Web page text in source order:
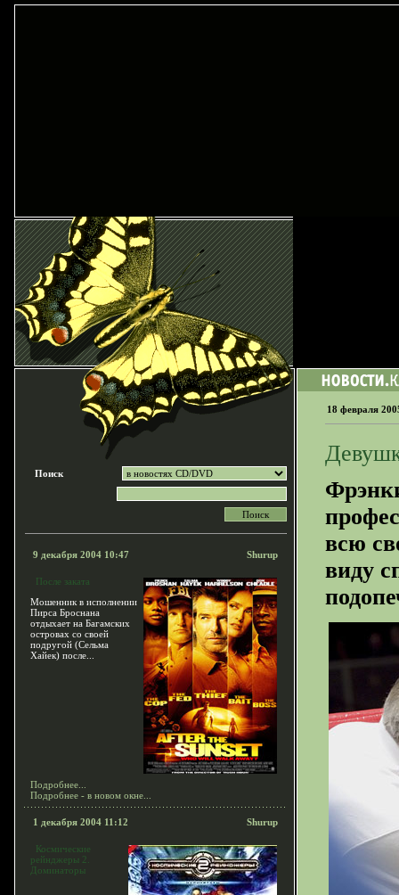
Поиск
9 декабря 2004 10:47 Shurup
После заката
Мошенник в исполнении
Пирса Броснана
отдыхает на Багамских
островах со своей
подругой (Сельма
Хайек) после...
Подробнее...
Подробнее - в новом окне...
1 декабря 2004 11:12 Shurup
Космические
рейнджеры 2.
Доминаторы
18 февраля
всю
виду